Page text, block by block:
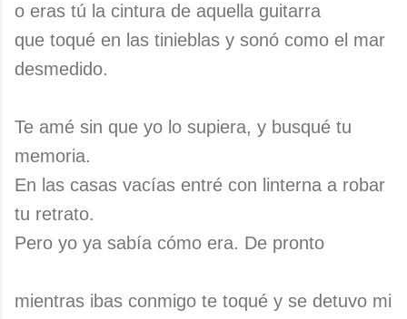
o eras tú la cintura de aquella guitarra
que toqué en las tinieblas y sonó como el mar
desmedido.
Te amé sin que yo lo supiera, y busqué tu
memoria.
En las casas vacías entré con linterna a robar
tu retrato.
Pero yo ya sabía cómo era. De pronto
mientras ibas conmigo te toqué y se detuvo mi